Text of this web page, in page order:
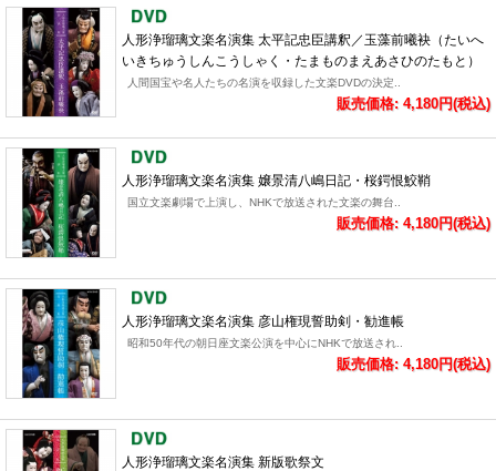
人形浄瑠璃文楽名演集 太平記忠臣講釈／玉藻前曦袂（たいへ
いきちゅうしんこうしゃく・たまものまえあさひのたもと）
人間国宝や名人たちの名演を収録した文楽DVDの決定..
販売価格: 4,180円(税込)
人形浄瑠璃文楽名演集 嬢景清八嶋日記・桜鍔恨鮫鞘
国立文楽劇場で上演し、NHKで放送された文楽の舞台..
販売価格: 4,180円(税込)
人形浄瑠璃文楽名演集 彦山権現誓助剣・勧進帳
昭和50年代の朝日座文楽公演を中心にNHKで放送され..
販売価格: 4,180円(税込)
人形浄瑠璃文楽名演集 新版歌祭文